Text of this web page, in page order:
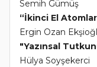
Semih Gümüş
“İkinci El
Ergin Ozan
"Yazınsal
Hülya Soyşekerci